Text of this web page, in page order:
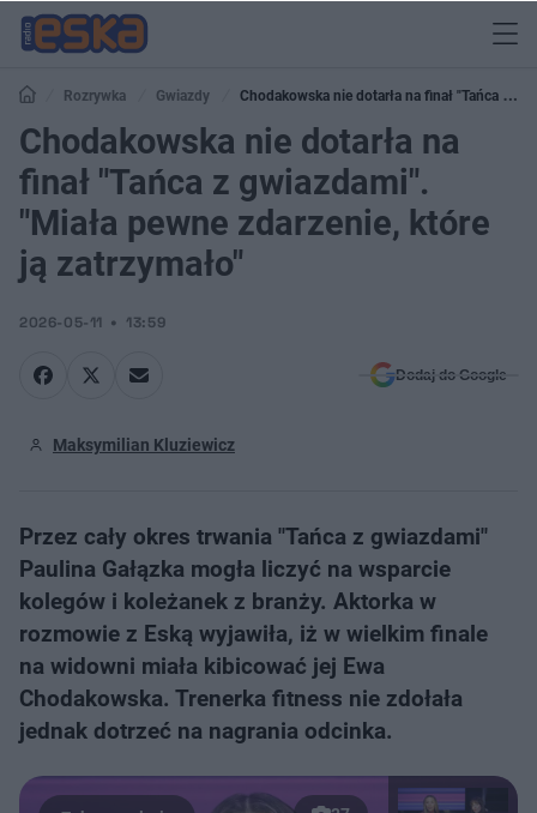
Rozrywka Gwiazdy
Chodakowska nie dotarła na finał "Tańca z
gwiazdami". "Miała pewne zdarzenie, które ją zatrzymało"
Chodakowska nie dotarła na
finał "Tańca z gwiazdami".
"Miała pewne zdarzenie, które
ją zatrzymało"
2026-05-11 13:59
Dodaj do Google
Maksymilian Kluziewicz
Przez cały okres trwania "Tańca z gwiazdami"
Paulina Gałązka mogła liczyć na wsparcie
kolegów i koleżanek z branży. Aktorka w
rozmowie z Eską wyjawiła, iż w wielkim finale
na widowni miała kibicować jej Ewa
Chodakowska. Trenerka fitness nie zdołała
jednak dotrzeć na nagrania odcinka.